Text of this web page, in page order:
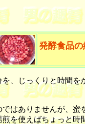
発酵食品
じっくりと時間を
はありませんが、
を使えばちょっと